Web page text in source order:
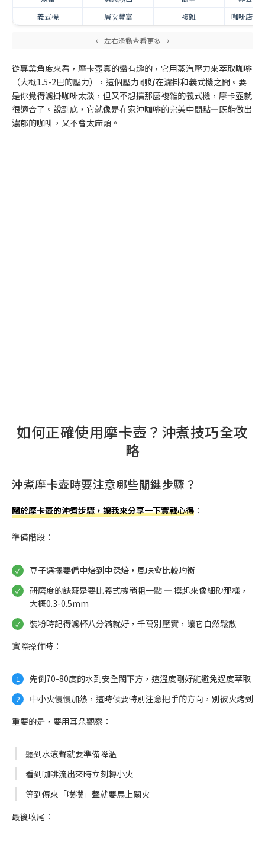
義式機
層次豐富 複雜 咖啡店、
從專業角度來看，摩卡壺真的蠻有趣的，它用蒸汽壓力來萃取咖啡
（大概1.5-2巴的壓力），這個壓力剛好在濾掛和義式機之間。要
是你覺得濾掛咖啡太淡，但又不想搞那麼複雜的義式機，摩卡壺就
很適合了。說到底，它就像是在家沖咖啡的完美中間點—既能做出
濃郁的咖啡，又不會太麻煩。
如何正確使用摩卡壺？沖煮技巧全攻
略
沖煮摩卡壺時要注意哪些關鍵步驟？
關於摩卡壺的沖煮步驟，讓我來分享一下實戰心得 ：
準備階段：
豆子選擇要偏中焙到中深焙，風味會比較均衡
研磨度的訣竅是要比義式機稍粗一點 — 摸起來像細砂那樣，
大概0.3-0.5mm
裝粉時記得濾杯八分滿就好，千萬別壓實，讓它自然鬆散
實際操作時：
先倒70-80度的水到安全閥下方，這溫度剛好能避免過度萃取
中小火慢慢加熱，這時候要特別注意把手的方向，別被火烤到
重要的是，要用耳朵觀察：
聽到水滾聲就要準備降溫
看到咖啡流出來時立刻轉小火
等到傳來「噗噗」聲就要馬上關火
最後收尾：